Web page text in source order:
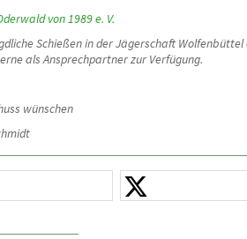
von 1989 e. V.
Schießen in der Jägerschaft Wolfenbüttel
als Ansprechpartner zur Verfügung.
wünschen